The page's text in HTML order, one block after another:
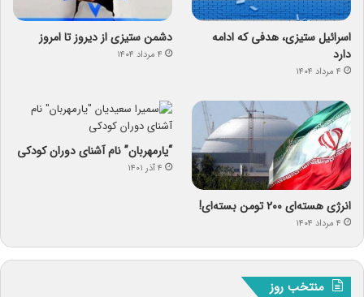
اسرائیل ستیزی، هدفی که ادامه
دارد
۴ مرداد ۱۴۰۴
دشمن ستیزی از دیروز تا امروز
۴ مرداد ۱۴۰۴
انرژی هسته‌ای ۲۰۰ تومن بسته‌ای!
۴ مرداد ۱۴۰۴
“یارمهربان” نام آشنای دوران کودکی
۴ آذر ۱۴۰۱
منتخب روز